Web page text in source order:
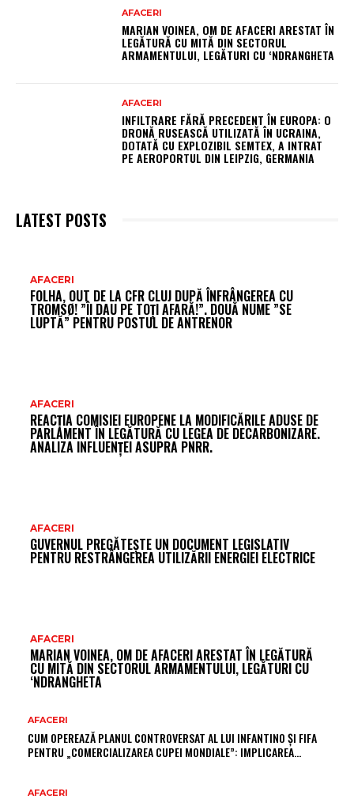
AFACERI
MARIAN VOINEA, OM DE AFACERI ARESTAT ÎN
LEGĂTURĂ CU MITĂ DIN SECTORUL
ARMAMENTULUI, LEGĂTURI CU ‘NDRANGHETA
AFACERI
INFILTRARE FĂRĂ PRECEDENT ÎN EUROPA: O
DRONĂ RUSEASCĂ UTILIZATĂ ÎN UCRAINA,
DOTATĂ CU EXPLOZIBIL SEMTEX, A INTRAT
PE AEROPORTUL DIN LEIPZIG, GERMANIA
LATEST POSTS
AFACERI
FOLHA, OUT DE LA CFR CLUJ DUPĂ ÎNFRÂNGEREA CU
TROMSØ! ”ÎI DAU PE TOȚI AFARĂ!”. DOUĂ NUME ”SE
LUPTĂ” PENTRU POSTUL DE ANTRENOR
AFACERI
REACȚIA COMISIEI EUROPENE LA MODIFICĂRILE ADUSE DE
PARLAMENT ÎN LEGĂTURĂ CU LEGEA DE DECARBONIZARE.
ANALIZA INFLUENȚEI ASUPRA PNRR.
AFACERI
GUVERNUL PREGĂTEȘTE UN DOCUMENT LEGISLATIV
PENTRU RESTRÂNGEREA UTILIZĂRII ENERGIEI ELECTRICE
AFACERI
MARIAN VOINEA, OM DE AFACERI ARESTAT ÎN LEGĂTURĂ
CU MITĂ DIN SECTORUL ARMAMENTULUI, LEGĂTURI CU
‘NDRANGHETA
AFACERI
CUM OPEREAZĂ PLANUL CONTROVERSAT AL LUI INFANTINO ȘI FIFA
PENTRU „COMERCIALIZAREA CUPEI MONDIALE”: IMPLICAREA…
AFACERI